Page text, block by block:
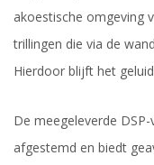
akoestische omgeving
trillingen die via de
Hierdoor blijft het
De meegeleverde
afgestemd en biedt